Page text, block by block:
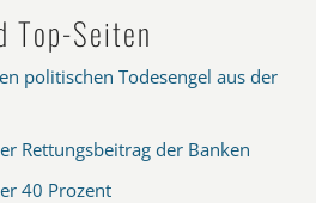
Top-Seiten
politischen Todesengel aus der
Rettungsbeitrag der Banken
40 Prozent